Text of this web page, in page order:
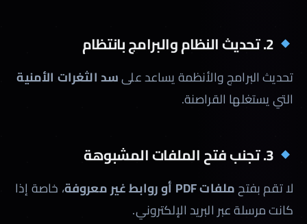
2. تحديث النظام والبرامج بانتظام
تحديث البرامج والأنظمة يساعد علىسد الثغرات الأمنية
التي يستغلها القراصنة.
3. تجنب فتح الملفات المشبوهة
لا تقم بفتحملفات PDF أو روابط غير معروفة
، خاصة إذا
كانت مرسلة عبر البريد الإلكتروني.